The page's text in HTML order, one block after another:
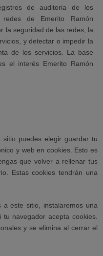
de auditoria de los
de Emerito Ramón
la seguridad de las redes, la
y detectar o impedir la
de los servicios. La base
el interés Emerito Ramón
puedes elegir guardar tu
y web en cookies. Esto es
que volver a rellenar tus
Estas cookies tendrán una
este sitio, instalaremos una
navegador acepta cookies.
y se elimina al cerrar el